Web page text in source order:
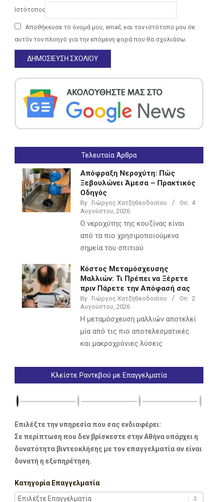
Ιστότοπος
Αποθήκευσε το όνομά μου, email, και τον ιστότοπο μου σε
αυτόν τον πλοηγό για την επόμενη φορά που θα σχολιάσω.
Τελευταία Άρθρα
Απόφραξη Νεροχύτη: Πώς
Ξεβουλώνει Άμεσα – Πρακτικός
Οδηγός
By: Γιώργος Χατζηθεοδοσίου On: 4
Αυγούστου, 2026
Ο νεροχύτης της κουζίνας είναι
από τα πιο χρησιμοποιούμενα
σημεία του σπιτιού
Κόστος Μεταμόσχευσης
Μαλλιών: Τι Πρέπει να Ξέρετε
πριν Πάρετε την Απόφασή σας
By: Γιώργος Χατζηθεοδοσίου On: 2
Αυγούστου, 2026
Η μεταμόσχευση μαλλιών αποτελεί
μία από τις πιο αποτελεσματικές
και μακροχρόνιες λύσεις
Κλείστε Ραντεβού με Επαγγελματία
Επιλέξτε την υπηρεσία που σας ενδιαφέρει:
Σε περίπτωση που δεν βρίσκεστε στην Αθήνα υπάρχει η
δυνατότητα βιντεοκλήσης με τον επαγγελματία αν είναι
δυνατή η εξυπηρέτηση.
Κατηγορία Επαγγελματία